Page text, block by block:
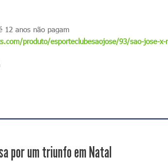
12 anos não pagam
produto/esporteclubesaojose/93/sao-jose-x-
por um triunfo em Natal